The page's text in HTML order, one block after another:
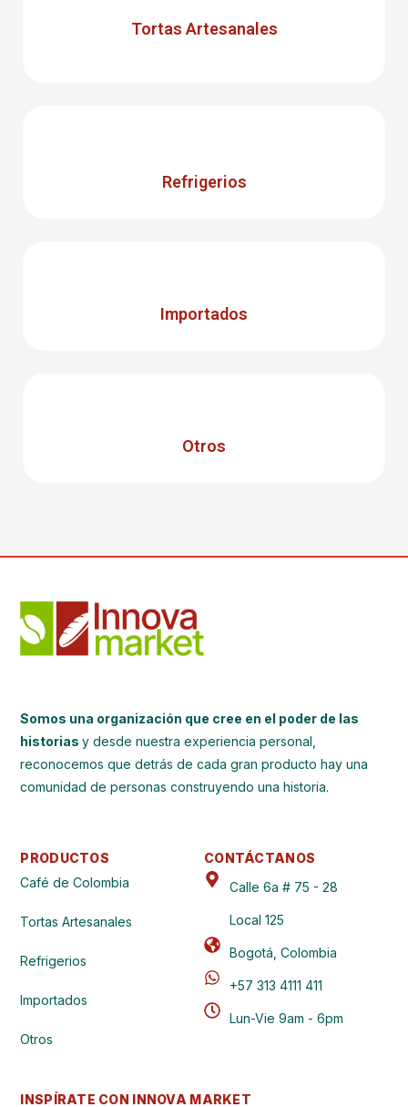
Tortas Artesanales
Refrigerios
Importados
Otros
Somos una organización que cree en el poder de las
historiasy desde nuestra experiencia personal,
reconocemos que detrás de cada gran producto hay una
comunidad de personas construyendo una historia.
PRODUCTOS
Café de Colombia
Tortas Artesanales
Refrigerios
Importados
Otros
CONTÁCTANOS
Calle 6a # 75 - 28
Local 125
Bogotá, Colombia
+57 313 4111 411
Lun-Vie 9am - 6pm
INSPÍRATE CON INNOVA MARKET